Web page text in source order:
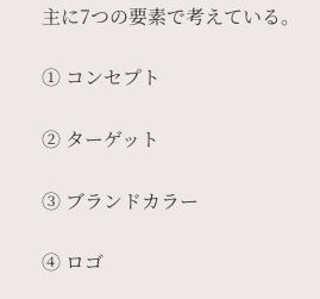
主に7つの要素で考えている。
① コンセプト
② ターゲット
③ ブランドカラー
④ ロゴ